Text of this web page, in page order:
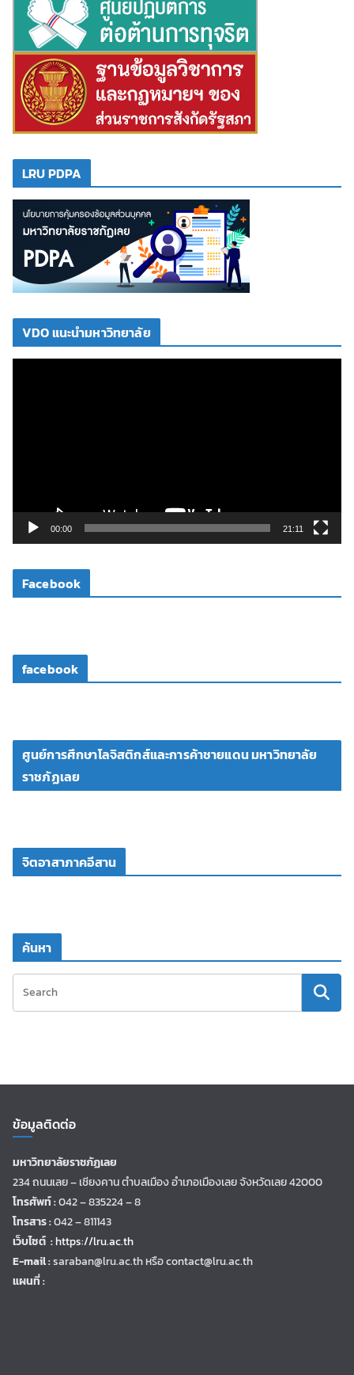
LRU PDPA
VDO แนะนำมหาวิทยาลัย
ดี
โ
00:00 21:11
Facebook
facebook
ศูนย์การศึกษาโลจิสติกส์และการค้าชายแดน มหาวิทยาลัย
ราชภัฏเลย
จิตอาสาภาคอีสาน
ค้นหา
ข้อมูลติดต่อ
มหาวิทยาลัยราชภัฏเลย
234 ถนนเลย – เชียงคาน ตำบลเมือง อำเภอเมืองเลย จังหวัดเลย 42000
โทรศัพท์ :042 – 835224 – 8
โทรสาร :042 – 811143
เว็บไซต์ :https://lru.ac.th
E-mail :saraban@lru.ac.thหรือ contact@lru.ac.th
แผนที่ :